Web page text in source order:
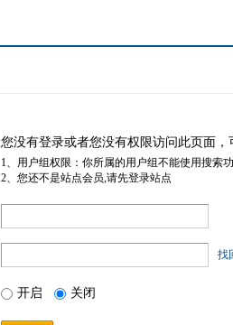
您没有登录或者您没有权限访问此页面
1、用户组权限：你所属的用户组不能使用搜索
2、您还不是站点会员,请先登录站点
找
开启 关闭